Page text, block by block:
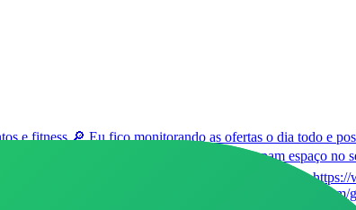
e fitness 🔎 Eu fico monitorando as ofertas o dia todo e
em modo preview, ou seja, não ocupam espaço no
chegou? Poste nos stories e marque nosso insta
juntos no Mercado Livre! 🚀 https://paulosupleofertas.com/